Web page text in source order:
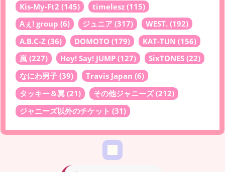
Kis-My-Ft2 (145) timelesz (115)
Aぇ! group (6) ジュニア (317) WEST. (192)
A.B.C-Z (36) DOMOTO (179) KAT-TUN (156)
嵐 (227) Hey! Say! JUMP (127) SixTONES (22)
なにわ男子 (39) Travis Japan (6)
タッキー＆翼 (21) その他ジャニーズ(212)
ジャニーズ以外のチケット (31)